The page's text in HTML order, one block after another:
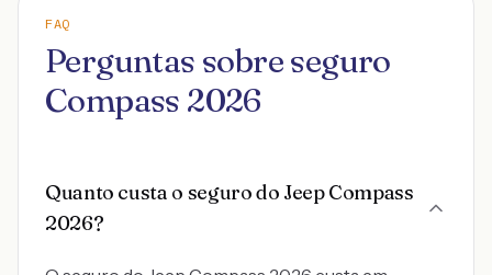
FAQ
Perguntas sobre seguro
Compass 2026
Quanto custa o seguro do Jeep Compass
2026?